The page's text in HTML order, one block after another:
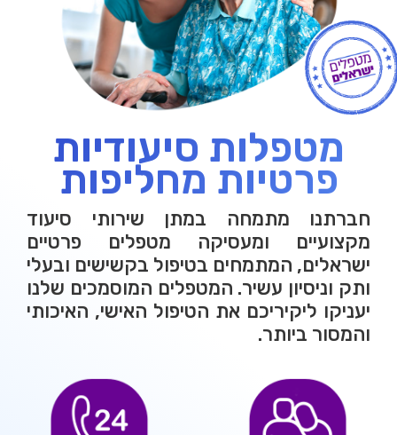
מטפלות סיעודיות
פרטיות מחליפות
חברתנו מתמחה במתן שירותי סיעוד
מקצועיים ומעסיקה מטפלים פרטיים
ישראלים, המתמחים בטיפול בקשישים ובעלי
ותק וניסיון עשיר. המטפלים המוסמכים שלנו
יעניקו ליקיריכם את הטיפול האישי, האיכותי
והמסור ביותר.